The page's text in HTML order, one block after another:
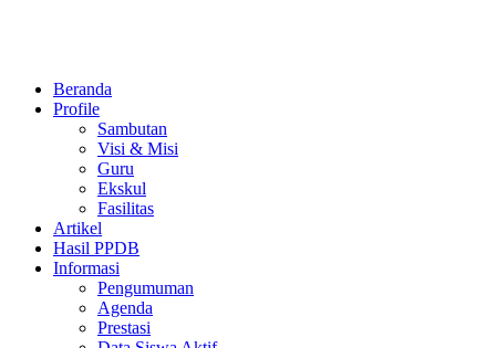
Beranda
Profile
Sambutan
Visi & Misi
Guru
Ekskul
Fasilitas
Artikel
Hasil PPDB
Informasi
Pengumuman
Agenda
Prestasi